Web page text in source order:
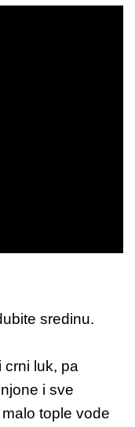
sredinu.
crni luk, pa
i sve
tople vode